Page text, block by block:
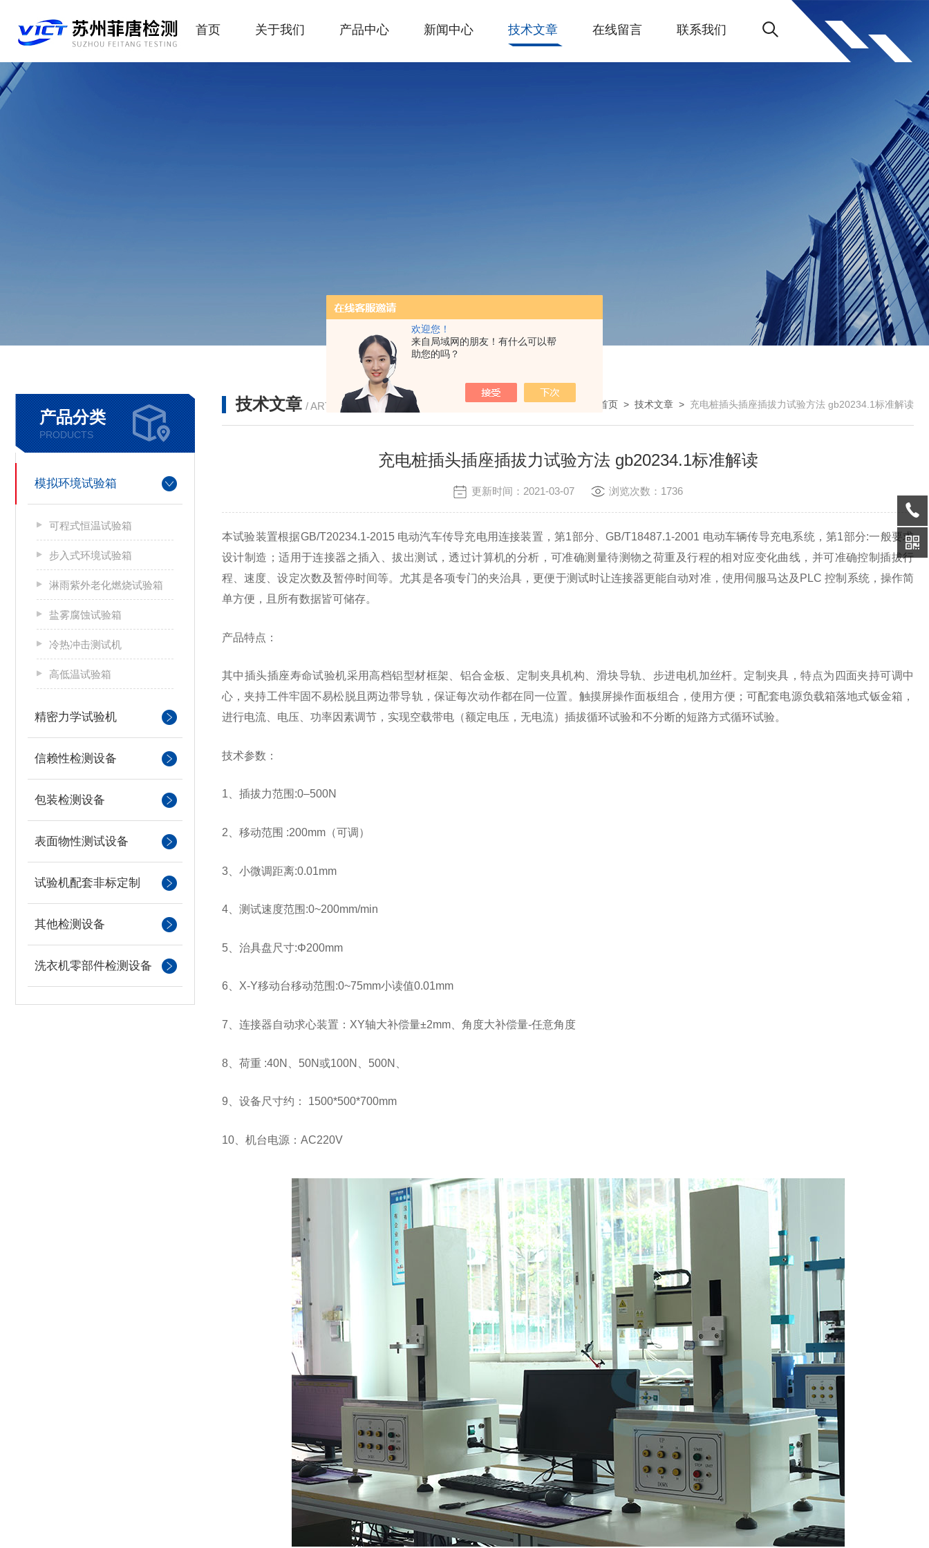
欢迎您！
来自局域网的朋友！有什么可以帮
助您的吗？
首页 关于我们 产品中心 新闻中心 技术文章 在线留言 联系我们
产品分类
PRODUCTS
模拟环境试验箱
可程式恒温试验箱
步入式环境试验箱
淋雨紫外老化燃烧试验箱
盐雾腐蚀试验箱
冷热冲击测试机
高低温试验箱
精密力学试验机
信赖性检测设备
包装检测设备
表面物性测试设备
试验机配套非标定制
其他检测设备
洗衣机零部件检测设备
技术文章 / ARTICLE 我的位置： 首页 > 技术文章 > 充电桩插头插座插拔力试验方法 gb20234.1标准解读
充电桩插头插座插拔力试验方法 gb20234.1标准解读
更新时间：2021-03-07 浏览次数：1736
本试验装置根据GB/T20234.1-2015 电动汽车传导充电用连接装置，第1部分、GB/T18487.1-2001 电动车辆传导充电系统，第1部分:一般要求
设计制造；适用于连接器之插入、拔出测试，透过计算机的分析，可准确测量待测物之荷重及行程的相对应变化曲线，并可准确控制插拔行
程、速度、设定次数及暂停时间等。尤其是各项专门的夹治具，更便于测试时让连接器更能自动对准，使用伺服马达及PLC 控制系统，操作简
单方便，且所有数据皆可储存。
产品特点：
其中插头插座寿命试验机采用高档铝型材框架、铝合金板、定制夹具机构、滑块导轨、步进电机加丝杆。定制夹具，特点为四面夹持可调中
心，夹持工件牢固不易松脱且两边带导轨，保证每次动作都在同一位置。触摸屏操作面板组合，使用方便；可配套电源负载箱落地式钣金箱，
进行电流、电压、功率因素调节，实现空载带电（额定电压，无电流）插拔循环试验和不分断的短路方式循环试验。
技术参数：
1、插拔力范围:0–500N
2、移动范围 :200mm（可调）
3、小微调距离:0.01mm
4、测试速度范围:0~200mm/min
5、治具盘尺寸:Φ200mm
6、X-Y移动台移动范围:0~75mm小读值0.01mm
7、连接器自动求心装置：XY轴大补偿量±2mm、角度大补偿量-任意角度
8、荷重 :40N、50N或100N、500N、
9、设备尺寸约： 1500*500*700mm
10、机台电源：AC220V